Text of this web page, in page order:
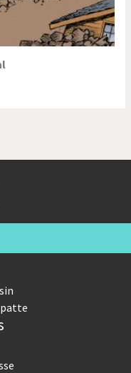
tremble
du Nord: guerre ou
de Higgs
Couchepin
des virus
l'Europe!